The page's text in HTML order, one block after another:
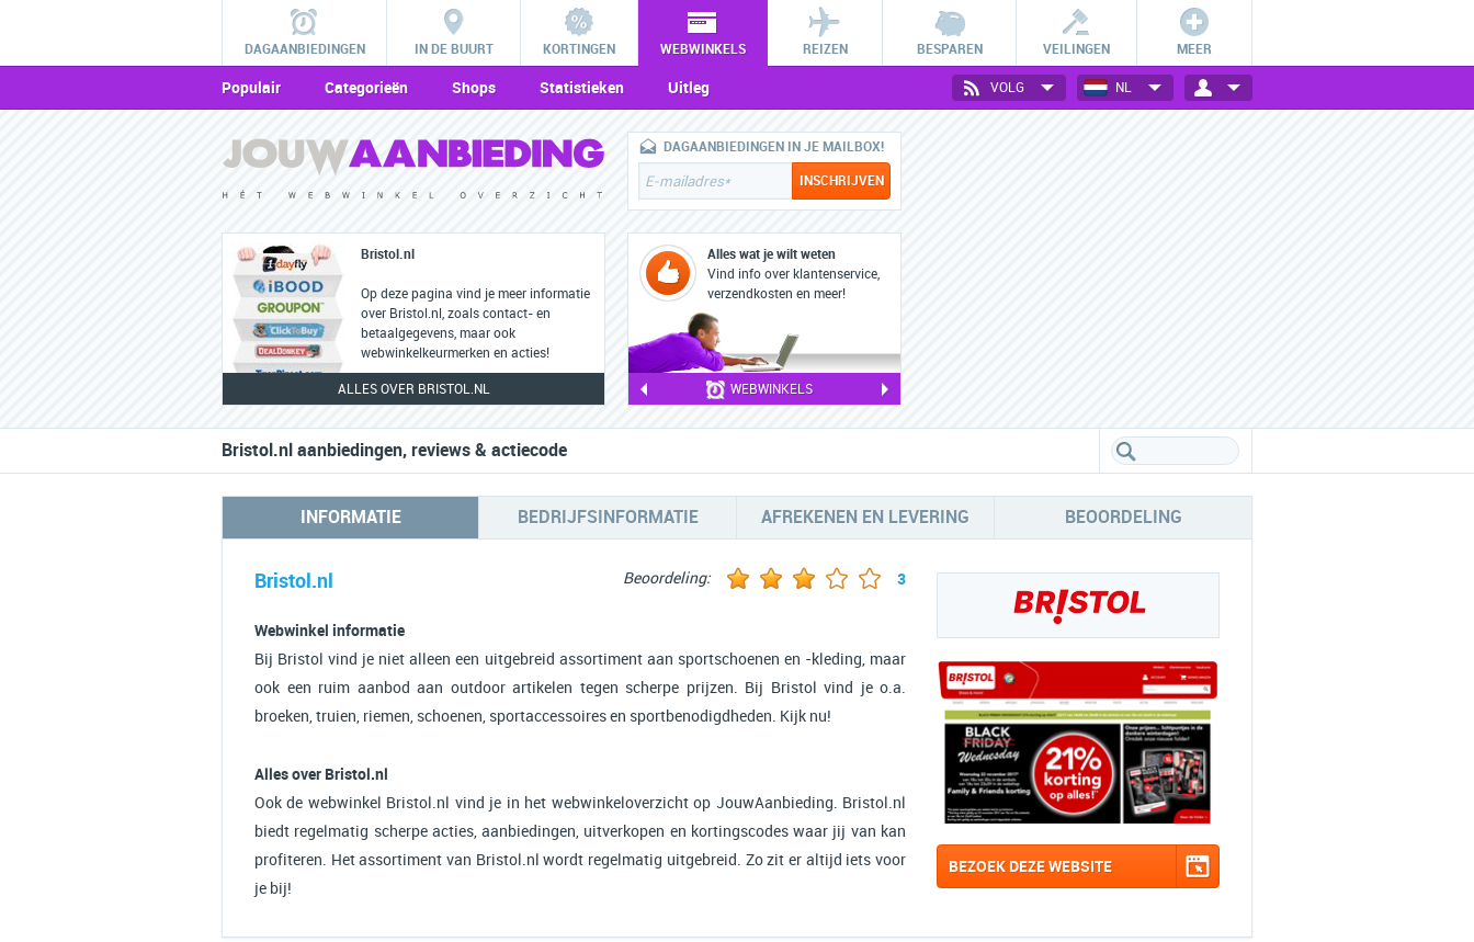
DAGAANBIEDINGEN IN DE BUURT KORTINGEN WEBWINKELS REIZEN BESPAREN VEILINGEN MEER
Populair Categorieën Shops Statistieken Uitleg NL
VOLG
Bristol.nl
Op deze pagina vind je meer informatie
over Bristol.nl, zoals contact- en
betaalgegevens, maar ook
webwinkelkeurmerken en acties!
ALLES OVER BRISTOL.NL
DAGAANBIEDINGEN IN JE MAILBOX!
Alles wat je wilt weten
Vind info over klantenservice,
verzendkosten en meer!
WEBWINKELS
Bristol.nl aanbiedingen, reviews & actiecode
INFORMATIE BEDRIJFSINFORMATIE AFREKENEN EN LEVERING BEOORDELING
Bristol.nl Beoordeling: 3
Webwinkel informatie
Bij Bristol vind je niet alleen een uitgebreid assortiment aan sportschoenen en -kleding, maar
ook een ruim aanbod aan outdoor artikelen tegen scherpe prijzen. Bij Bristol vind je o.a.
broeken, truien, riemen, schoenen, sportaccessoires en sportbenodigdheden. Kijk nu!
Alles over Bristol.nl
Ook de webwinkel Bristol.nl vind je in het webwinkeloverzicht op JouwAanbieding. Bristol.nl
biedt regelmatig scherpe acties, aanbiedingen, uitverkopen en kortingscodes waar jij van kan
profiteren. Het assortiment van Bristol.nl wordt regelmatig uitgebreid. Zo zit er altijd iets voor
je bij!
BEZOEK DEZE WEBSITE